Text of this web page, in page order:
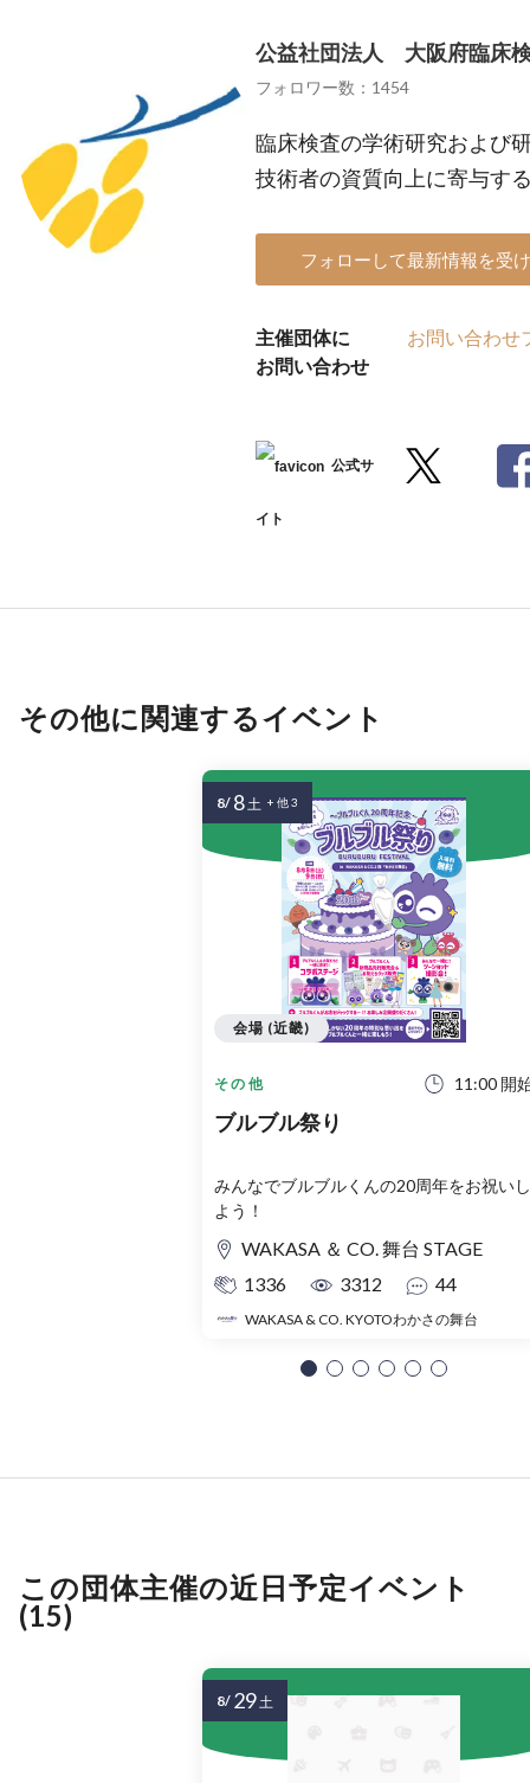
公益社団法人 大阪府臨床
フォロワー数：1454
臨床検査の学術研究および
技術者の資質向上に寄与す
フォローして最新情報を受
主催団体に
お問い合わせ
お問い合わせ
公式サ
イト
その他に関連するイベント
その他 11:00 開
ブルブル祭り
みんなでブルブルくんの20周年をお祝いし
よう！
WAKASA ＆ CO. 舞台 STAGE
1336
3312 44
WAKASA & CO. KYOTOわかさの舞台
会場 (近畿)
8/ 8土 + 他 3
この団体主催の近日予定イベント
(15)
8/ 29土